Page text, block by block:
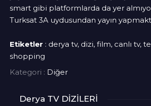
smart gibi platformlarda da yer
Turksat 3A uydusundan yayın
Etiketler : derya tv, dizi, film, canlı tv,
shopping
Kategori : Diğer
Derya TV DİZİLERİ